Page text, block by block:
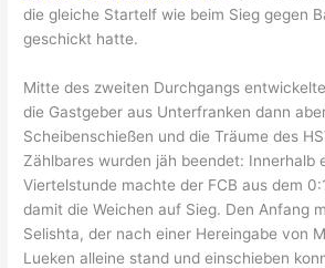
die gleiche Startelf wie beim Sieg gegen
geschickt hatte.
Mitte des zweiten Durchgangs
die Gastgeber aus Unterfranken dann
Scheibenschießen und die Träume des
Zählbares wurden jäh beendet: Innerhalb
Viertelstunde machte der FCB aus dem
damit die Weichen auf Sieg. Den Anfang
Selishta, der nach einer Hereingabe von
Lueken alleine stand und einschieben